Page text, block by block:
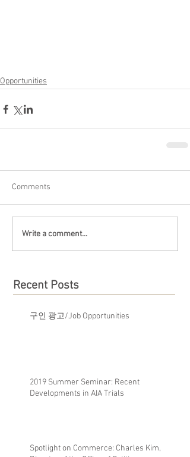
Opportunities
Comments
Write a comment...
Recent Posts
구인 광고/Job Opportunities
2019 Summer Seminar: Recent
Developments in AIA Trials
Spotlight on Commerce: Charles Kim,